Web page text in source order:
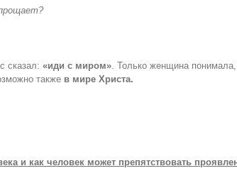
сказал: «иди с миром». Только женщина
также в мире Христа.
и как человек может препятствовать